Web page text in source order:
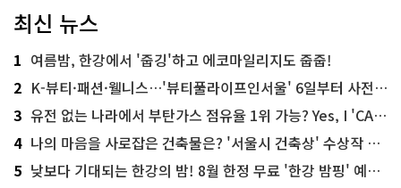
최신 뉴스
1 여름밤, 한강에서 '줍깅'하고 에코마일리지도 줍줍!
2 K-뷰티·패션·웰니스…'뷰티풀라이프인서울' 6일부터 사전 예약
3 유전 없는 나라에서 부탄가스 점유율 1위 가능? Yes, I 'CAN'
4 나의 마음을 사로잡은 건축물은? '서울시 건축상' 수상작 공개!
5 낮보다 기대되는 한강의 밤! 8월 한정 무료 '한강 밤핑' 예약은?